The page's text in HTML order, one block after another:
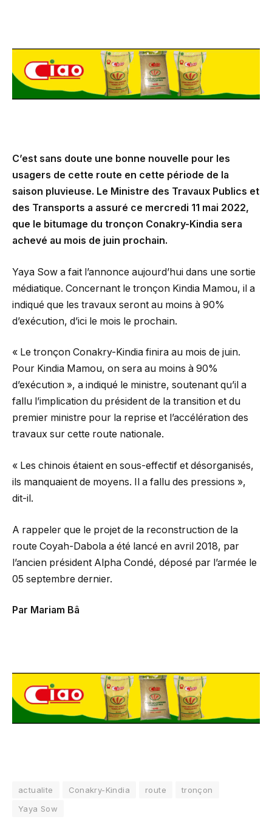
C’est sans doute une bonne nouvelle pour les
usagers de cette route en cette période de la
saison pluvieuse. Le Ministre des Travaux Publics et
des Transports a assuré ce mercredi 11 mai 2022,
que le bitumage du tronçon Conakry-Kindia sera
achevé au mois de juin prochain.
Yaya Sow a fait l’annonce aujourd’hui dans une sortie
médiatique. Concernant le tronçon Kindia Mamou, il a
indiqué que les travaux seront au moins à 90%
d’exécution, d’ici le mois le prochain.
« Le tronçon Conakry-Kindia finira au mois de juin.
Pour Kindia Mamou, on sera au moins à 90%
d’exécution », a indiqué le ministre, soutenant qu’il a
fallu l’implication du président de la transition et du
premier ministre pour la reprise et l’accélération des
travaux sur cette route nationale.
« Les chinois étaient en sous-effectif et désorganisés,
ils manquaient de moyens. Il a fallu des pressions »,
dit-il.
A rappeler que le projet de la reconstruction de la
route Coyah-Dabola a été lancé en avril 2018, par
l’ancien président Alpha Condé, déposé par l’armée le
05 septembre dernier.
Par Mariam Bâ
actualite Conakry-Kindia route
tronçon
Yaya Sow